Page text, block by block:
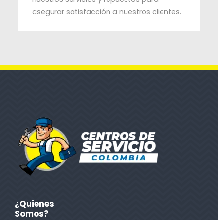
asegurar satisfacción a nuestros clientes.
¿Quienes
Somos?